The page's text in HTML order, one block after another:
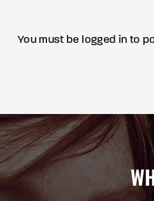
You must be logged in to